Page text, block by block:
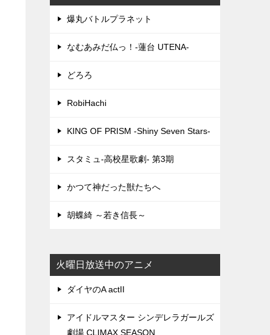
爆丸バトルプラネット
なむあみだ仏っ！-蓮台 UTENA-
どろろ
RobiHachi
KING OF PRISM -Shiny Seven Stars-
スタミュ-高校星歌劇- 第3期
かつて神だった獣たちへ
胡蝶綺 ～若き信長～
火曜日放送中のアニメ
ダイヤのA actII
アイドルマスター シンデレラガールズ
劇場 CLIMAX SEASON